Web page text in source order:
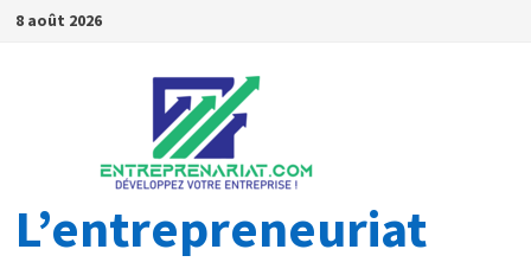
8 août 2026
L’entrepreneuriat